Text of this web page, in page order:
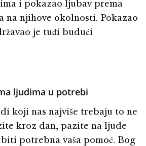
i pokazao ljubav prema
na njihove okolnosti. Pokazao
je tuđi budući
ljudima u potrebi
koji nas najviše trebaju to ne
kroz dan, pazite na ljude
potrebna vaša pomoć. Bog